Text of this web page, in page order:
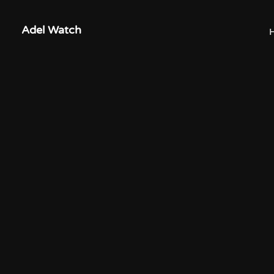
Adel Watch